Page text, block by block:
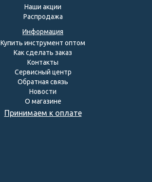
Наши акции
Распродажа
Информация
Купить инструмент оптом
Как сделать заказ
Контакты
Сервисный центр
Обратная связь
Новости
О магазине
Принимаем к оплате